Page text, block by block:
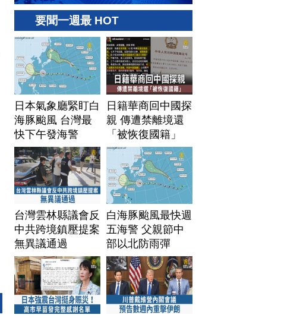
要聞一週最 HOT
日本氣象廳緊盯白
海豚颱風 台灣最
快下午發海警
日籍華商回中國探
親 傳遭禁離境還
「被恢復國籍」
台灣雲林縣議會反
中共跨境鎮壓提案
無異議通過
白海豚颱風最快週
五海警 父親節中
部以北防雨彈